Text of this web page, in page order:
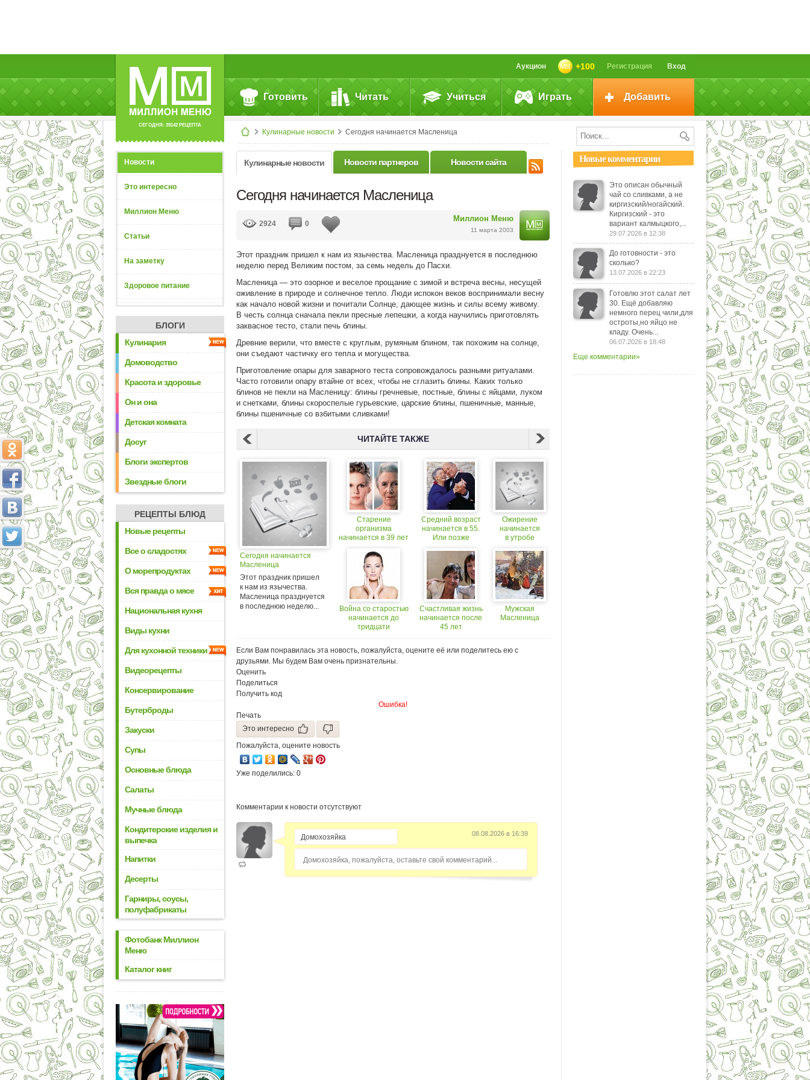
СЕГОДНЯ: 39142 РЕЦЕПТА
Вход
Регистрация
+100
Аукцион
Готовить Читать Учиться Играть Добавить
Кулинарные новости Сегодня начинается Масленица
Новости
Это интересно
Миллион Меню
Статьи
На заметку
Здоровое питание
БЛОГИ
Кулинария
Домоводство
Красота и здоровье
Он и она
Детская комната
Досуг
Блоги экспертов
Звездные блоги
РЕЦЕПТЫ БЛЮД
Новые рецепты
Все о сладостях
О морепродуктах
Вся правда о мясе
Национальная кухня
Виды кухни
Для кухонной техники
Видеорецепты
Консервирование
Бутерброды
Закуски
Супы
Основные блюда
Салаты
Мучные блюда
Кондитерские изделия и
выпечка
Напитки
Десерты
Гарниры, соусы,
полуфабрикаты
Фотобанк Миллион
Меню
Каталог книг
Кулинарные новости Новости партнеров Новости сайта
Сегодня начинается Масленица
Миллион Меню
11 марта 2003
2924 0
Этот праздник пришел к нам из язычества. Масленица празднуется в последнюю
неделю перед Великим постом, за семь недель до Пасхи.
Масленица — это озорное и веселое прощание с зимой и встреча весны, несущей
оживление в природе и солнечное тепло. Люди испокон веков воспринимали весну
как начало новой жизни и почитали Солнце, дающее жизнь и силы всему живому.
В честь солнца сначала пекли пресные лепешки, а когда научились приготовлять
заквасное тесто, стали печь блины.
Древние верили, что вместе с круглым, румяным блином, так похожим на солнце,
они съедают частичку его тепла и могущества.
Приготовление опары для заварного теста сопровождалось разными ритуалами.
Часто готовили опару втайне от всех, чтобы не сглазить блины. Каких только
блинов не пекли на Масленицу: блины гречневые, постные, блины с яйцами, луком
и снетками, блины скороспелые гурьевские, царские блины, пшеничные, манные,
блины пшеничные со взбитыми сливками!
ЧИТАЙТЕ ТАКЖЕ
Сегодня начинается
Масленица
Этот праздник пришел
к нам из язычества.
Масленица празднуется
в последнюю неделю...
Старение
организма
начинается в 39 лет
Война со старостью
начинается до
тридцати
Средний возраст
начинается в 55.
Или позже
Счастливая жизнь
начинается после
45 лет
Ожирение
начинается
в утробе
Мужская
Масленица
Если Вам понравилась эта новость, пожалуйста, оцените её или поделитесь ею с
друзьями. Мы будем Вам очень признательны.
Оценить
Поделиться
Получить код
Ошибка!
Печать
Это интересно
Пожалуйста, оцените новость
Уже поделились: 0
Комментарии к новости отсутствуют
08.08.2026 в 16:39
Домохозяйка, пожалуйста, оставьте свой комментарий...
Новые комментарии
Это описан обычный
чай со сливками, а не
киргизский/ногайский.
Киргизский - это
вариант калмыцкого,...
29.07.2026 в 12:38
До готовности - это
сколько?
13.07.2026 в 22:23
Готовлю этот салат лет
30. Ещё добавляю
немного перец чили,для
остроты,но яйцо не
кладу. Очень...
06.07.2026 в 18:48
Еще комментарии»